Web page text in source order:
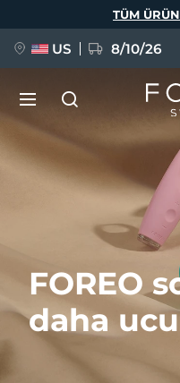
FOREO
daha
TÜM
US 8/10/26
YENİ
FAQ™ Pure Beauty-
BREAKING NEWS
Dil Seçimi
Français
Polski